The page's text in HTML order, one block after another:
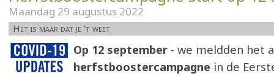
Maandag 29 augustus 2022
Het is maar dat je 't weet
Op 12 september - we meldden het
herfstboostercampagne in de